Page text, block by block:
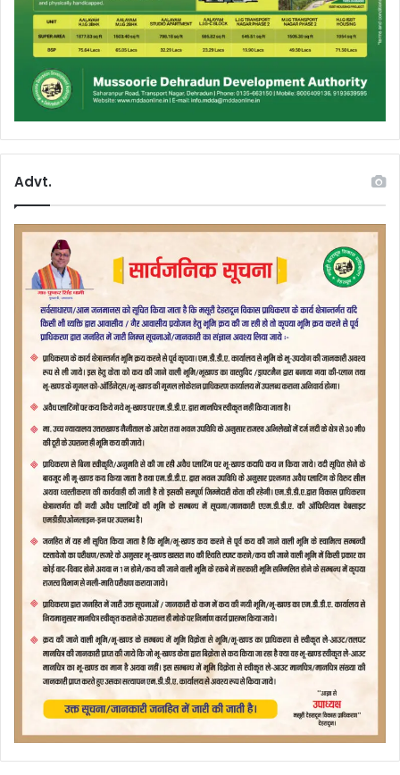
Advt.